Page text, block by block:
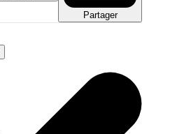
Partager